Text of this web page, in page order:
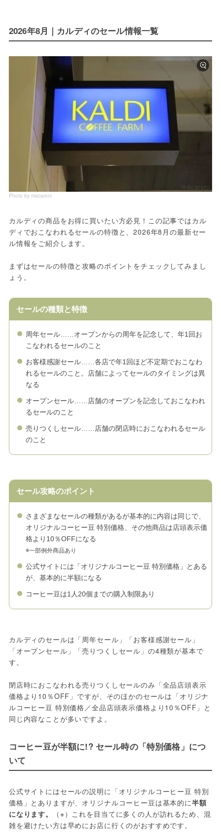
2026年8月｜カルディのセール情報一覧
Photo by macaroni
カルディの商品をお得に買いたい方必見！この記事ではカル
ディでおこなわれるセールの特徴と、2026年8月の最新セー
ル情報をご紹介します。
まずはセールの特徴と攻略のポイントをチェックしてみまし
ょう。
セールの種類と特徴
周年セール……オープンからの周年を記念して、年1回お
こなわれるセールのこと
お客様感謝セール……各店で年1回ほど不定期でおこなわ
れるセールのこと。店舗によってセールのタイミングは異
なる
オープンセール……店舗のオープンを記念しておこなわれ
るセールのこと
売りつくしセール……店舗の閉店時におこなわれるセール
のこと
セール攻略のポイント
さまざまなセールの種類があるが基本的に内容は同じで、
オリジナルコーヒー豆 特別価格、その他商品は店頭表示価
格より10％OFFになる
※一部例外商品あり
公式サイトには「オリジナルコーヒー豆 特別価格」とある
が、基本的に半額になる
コーヒー豆は1人20個までの購入制限あり
カルディのセールは「周年セール」「お客様感謝セール」
「オープンセール」「売りつくしセール」の4種類が基本で
す。
閉店時におこなわれる売りつくしセールのみ「全品店頭表示
価格より10％OFF」ですが、そのほかのセールは「オリジナ
ルコーヒー豆 特別価格／全品店頭表示価格より10％OFF」と
同じ内容なことが多いですよ。
コーヒー豆が半額に!? セール時の「特別価格」につ
いて
公式サイトにはセールの説明に「オリジナルコーヒー豆 特別
価格」とありますが、オリジナルコーヒー豆は基本的に半額
になります。
（※）これを目当てに多くの人が訪れるため、混
雑を避けたい方は早めにお店に行くのがおすすめです。